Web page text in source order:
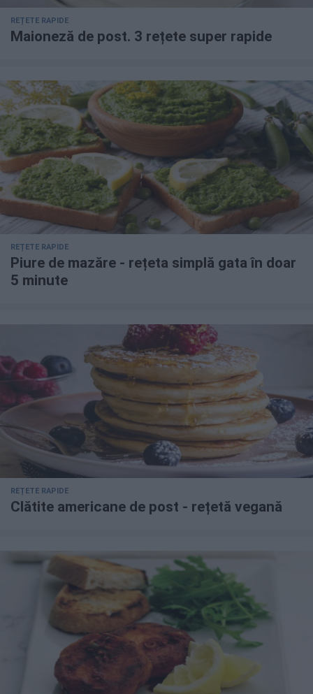
REȚETE RAPIDE
Maioneză de post. 3 rețete super rapide
REȚETE RAPIDE
Piure de mazăre - rețeta simplă gata în doar
5 minute
REȚETE RAPIDE
Clătite americane de post - rețetă vegană